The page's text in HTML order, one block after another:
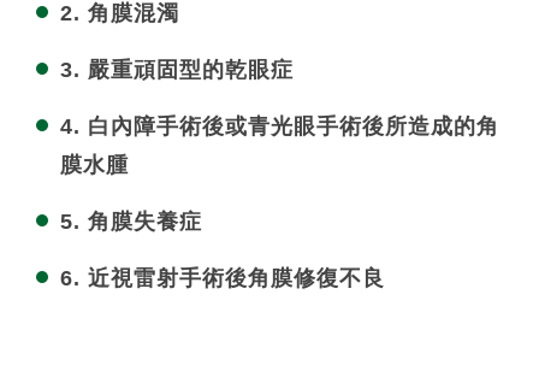
2. 角膜混濁
3. 嚴重頑固型的乾眼症
4. 白內障手術後或青光眼手術後所造成的角
膜水腫
5. 角膜失養症
6. 近視雷射手術後角膜修復不良